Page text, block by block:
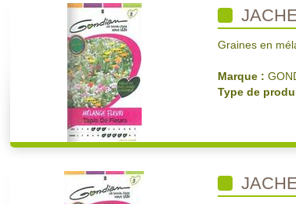
Graines en
Marque :
Type de